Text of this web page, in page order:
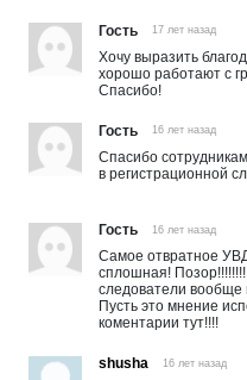
Гость 17 лет назад
Хочу выразить
хорошо работают с
Спасибо!
Гость 16 лет назад
Спасибо
в регистрационной
Гость 16 лет назад
Самое отвратное
сплошная!
следователи
Пусть это мнение
коментарии тут!!!!
shusha 16 лет назад